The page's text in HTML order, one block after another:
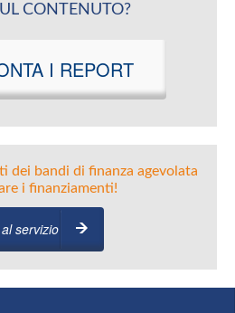
CONTENUTO?
I REPORT
dei bandi di finanza agevolata
i finanziamenti!
servizio